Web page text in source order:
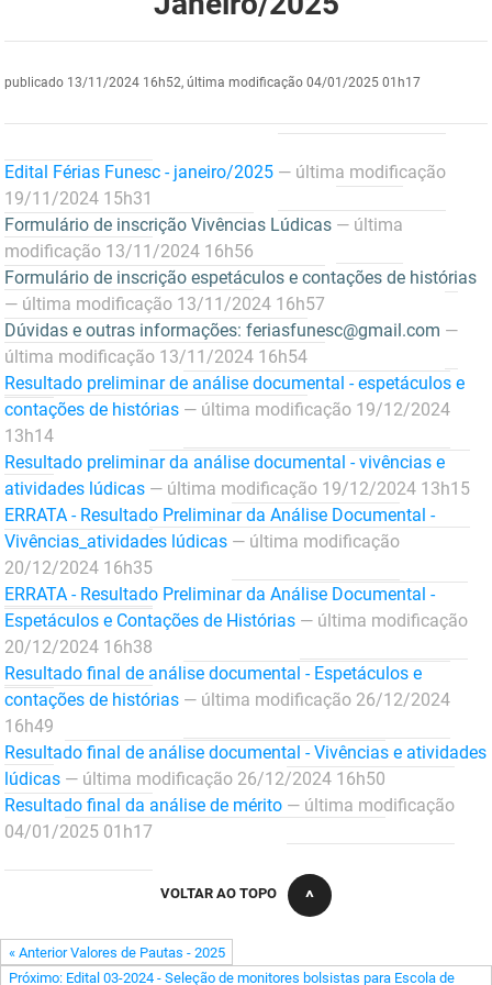
Desenvolvimento Humano
Educação
Empreender
Secretaria de Fazenda
Secretaria de Governo
Infraestrutura e dos Recursos Hídricos
Juventude, Esporte e Lazer
Meio Ambiente e Sustentabilidade
Mulher e da Diversidade Humana
Planejamento, Orçamento e Gestão
Procuradoria Geral do Estado
Representação Institucional
Segurança e Defesa Social
Turismo e Desenvolvimento Econômico
DETRAN
EMPAER
ESPEP
EPC
FAC
Fapesq
Fundação Casa de José Américo
FUNAD
FUNDAC
FUNES
FUNESC
IMEQ
IPHAEP
JUCEP
LIFESA
PAP
publicado 13/11/2024 16h52, última modificação 04/01/2025 01h17
Edital Férias Funesc - janeiro/2025 — última modificação
19/11/2024 15h31
Formulário de inscrição Vivências Lúdicas — última
modificação 13/11/2024 16h56
Formulário de inscrição espetáculos e contações de histórias
— última modificação 13/11/2024 16h57
Dúvidas e outras informações: feriasfunesc@gmail.com —
última modificação 13/11/2024 16h54
Resultado preliminar de análise documental - espetáculos e
contações de histórias — última modificação 19/12/2024
13h14
Resultado preliminar da análise documental - vivências e
atividades lúdicas — última modificação 19/12/2024 13h15
ERRATA - Resultado Preliminar da Análise Documental -
Vivências_atividades lúdicas — última modificação
20/12/2024 16h35
ERRATA - Resultado Preliminar da Análise Documental -
Espetáculos e Contações de Histórias — última modificação
20/12/2024 16h38
Resultado final de análise documental - Espetáculos e
contações de histórias — última modificação 26/12/2024
16h49
Resultado final de análise documental - Vivências e atividades
lúdicas — última modificação 26/12/2024 16h50
Resultado final da análise de mérito — última modificação
04/01/2025 01h17
VOLTAR AO TOPO
« Anterior Valores de Pautas - 2025
Próximo: Edital 03-2024 - Seleção de monitores bolsistas para Escola de